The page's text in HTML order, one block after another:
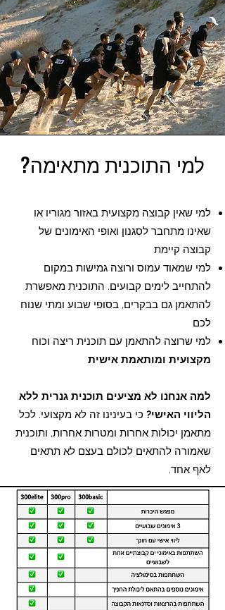
למי התוכנית מתאימה?
למי שאין קבוצה מקצועית באזור מגוריו או
שאינו מתחבר לסגנון ואופי האימונים של
קבוצה קיימת
למי שמאוד עמוס ורוצה גמישות במקום
להתחייב לימים קבועים. התוכנית מאפשרת
להתאמן גם בבקרים, בסופי שבוע ומתי שנוח
לכם
למי שרוצה להתאמן עם תוכנית ריצה וכוח
מקצועית ומותאמת אישית
למה אנחנו לא מציעים תוכנית גנרית ללא
הליווי האישי? כי בעינינו זה לא מקצועי. לכל
מתאמן יכולות אחרות ומטרות אחרות, ותוכנית
שאמורה להתאים לכולם בעצם לא תתאים
לאף אחד.